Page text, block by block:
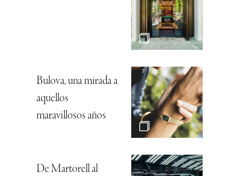
Bulova, una mirada a
aquellos
maravillosos años
De Martorell al